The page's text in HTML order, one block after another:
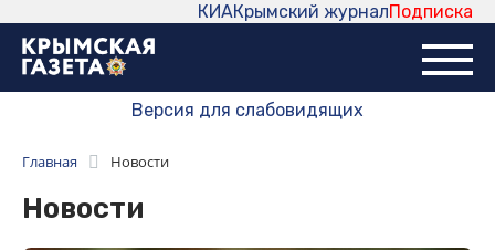
Подписка
Крымский журнал
КИА
Версия для слабовидящих
Главная Новости
Новости